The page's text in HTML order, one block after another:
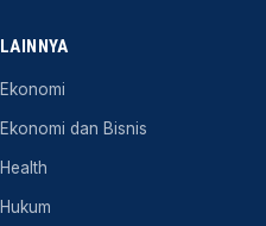
LAINNYA
Ekonomi
Ekonomi dan Bisnis
Health
Hukum